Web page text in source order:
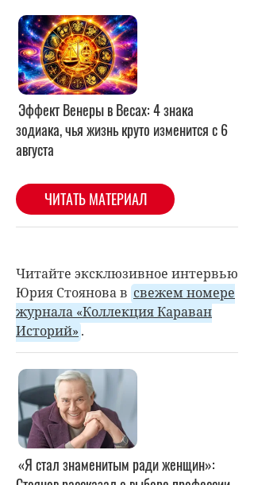
Читайте эксклюзивное интервью
Юрия Стоянова в свежем номере
журнала «Коллекция Караван
Историй» .
«Я стал знаменитым ради женщин»: